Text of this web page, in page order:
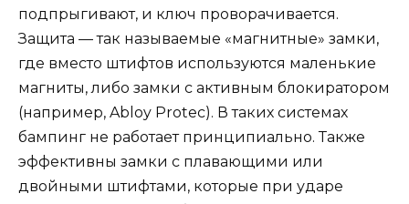
подпрыгивают, и ключ проворачивается.
Защита — так называемые «магнитные» замки,
где вместо штифтов используются маленькие
магниты, либо замки с активным блокиратором
(например, Abloy Protec). В таких системах
бампинг не работает принципиально. Также
эффективны замки с плавающими или
двойными штифтами, которые при ударе